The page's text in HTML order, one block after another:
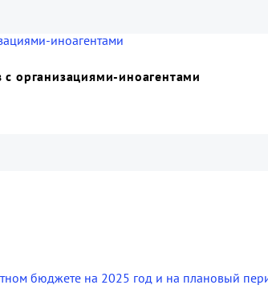
с организациями-иноагентами
бюджете на 2025 год и на плановый